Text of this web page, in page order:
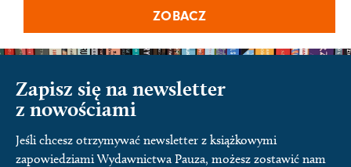
ZOBACZ
Zapisz się na newsletter
z nowościami
Jeśli chcesz otrzymywać newsletter z książkowymi
zapowiedziami Wydawnictwa Pauza, możesz zostawić nam